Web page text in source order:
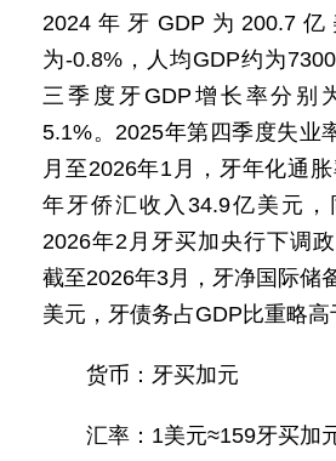
2024年牙GDP为200.7
为-0.8%，人均GDP约为
三季度牙GDP增长率分别
5.1%。2025年第四季度失业
月至2026年1月，牙年化通
年牙侨汇收入34.9亿美元，
2026年2月牙买加央行下调政
截至2026年3月，牙净国际储
美元，牙债务占GDP比重略高
货币：牙买加元
汇率：1美元≈159牙买加